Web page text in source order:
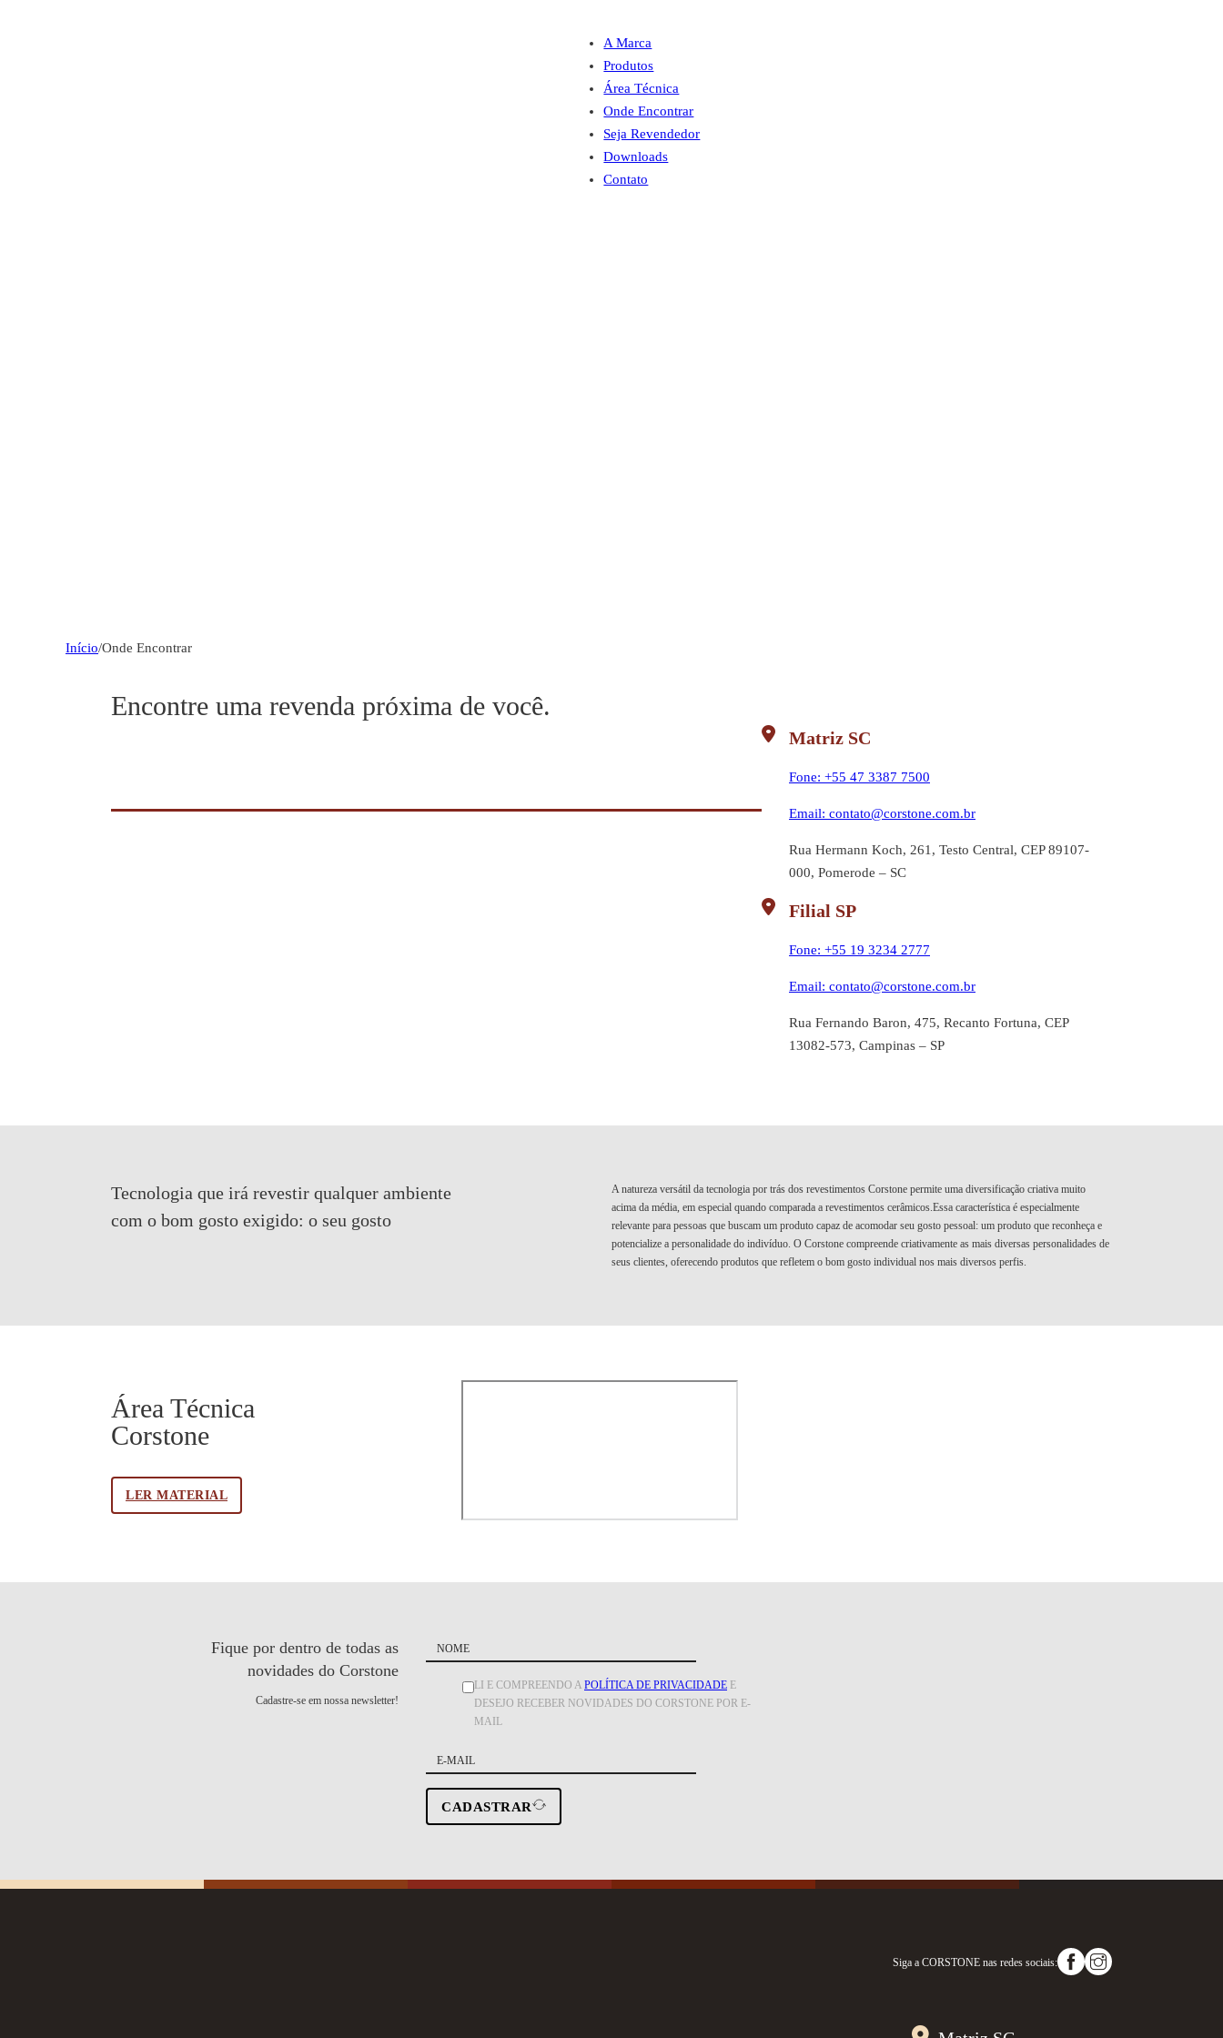
A Marca
Produtos
Área Técnica
Onde Encontrar
Seja Revendedor
Downloads
Contato
Início/Onde Encontrar
Encontre uma revenda próxima de você.
Matriz SC
Fone: +55 47 3387 7500
Email: contato@corstone.com.br
Rua Hermann Koch, 261, Testo Central, CEP 89107-
000, Pomerode – SC
Filial SP
Fone: +55 19 3234 2777
Email: contato@corstone.com.br
Rua Fernando Baron, 475, Recanto Fortuna, CEP
13082-573, Campinas – SP
Tecnologia que irá revestir qualquer ambiente
com o bom gosto exigido: o seu gosto
A natureza versátil da tecnologia por trás dos revestimentos Corstone permite uma diversificação criativa muito
acima da média, em especial quando comparada a revestimentos cerâmicos.Essa característica é especialmente
relevante para pessoas que buscam um produto capaz de acomodar seu gosto pessoal: um produto que reconheça e
potencialize a personalidade do indivíduo. O Corstone compreende criativamente as mais diversas personalidades de
seus clientes, oferecendo produtos que refletem o bom gosto individual nos mais diversos perfis.
Área Técnica
Corstone
LER MATERIAL
Fique por dentro de todas as
novidades do Corstone
Cadastre-se em nossa newsletter!
LI E COMPREENDO A POLÍTICA DE PRIVACIDADE E
DESEJO RECEBER NOVIDADES DO CORSTONE POR E-
MAIL
CADASTRAR
Siga a CORSTONE nas redes sociais: